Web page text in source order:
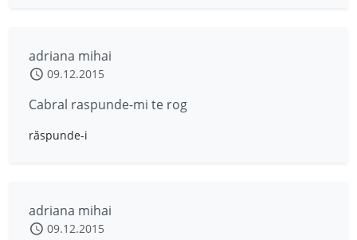
adriana mihai
09.12.2015
Cabral raspunde-mi te rog
răspunde-i
adriana mihai
09.12.2015